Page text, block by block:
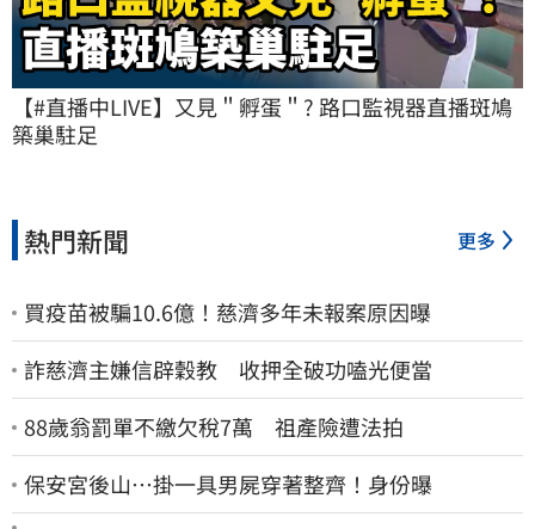
【#直播中LIVE】又見＂孵蛋＂? 路口監視器直播斑鳩
築巢駐足
熱門新聞 更多
買疫苗被騙10.6億！慈濟多年未報案原因曝
詐慈濟主嫌信辟穀教 收押全破功嗑光便當
88歲翁罰單不繳欠稅7萬 祖產險遭法拍
保安宮後山…掛一具男屍穿著整齊！身份曝